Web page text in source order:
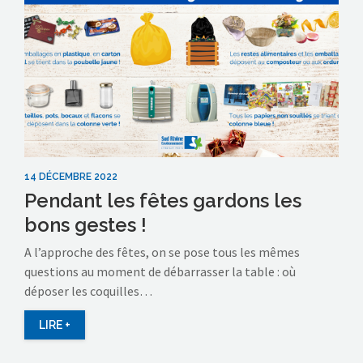
14 DÉCEMBRE 2022
Pendant les fêtes gardons les
bons gestes !
A l’approche des fêtes, on se pose tous les mêmes
questions au moment de débarrasser la table : où
déposer les coquilles…
LIRE +